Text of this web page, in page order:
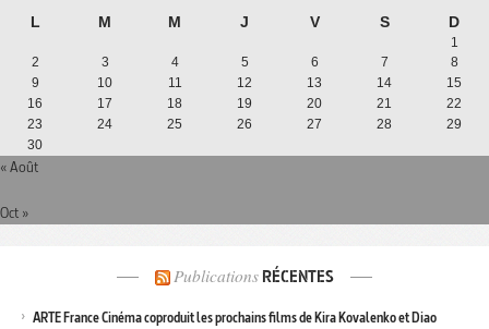
L M M J V S D
1
2
3 4 5 6 7
8
9
10 11 12 13 14
15
16
17 18 19 20 21
22
23
24 25 26 27 28
29
30
« Août
Oct »
Publications RÉCENTES
ARTE France Cinéma coproduit les prochains films de Kira Kovalenko et Diao